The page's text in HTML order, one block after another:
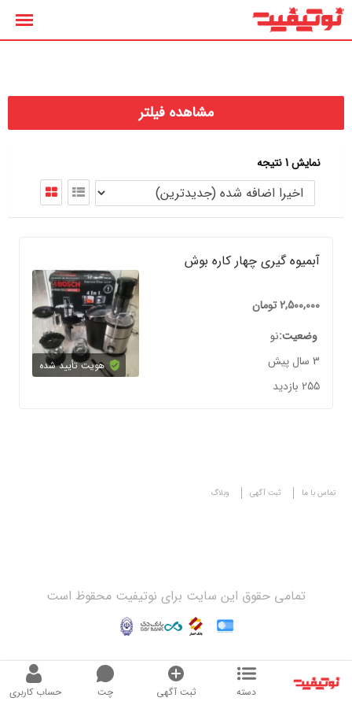
پرش
دسته ثبت آگهی چت حساب کاربری
مشاهده فیلتر
نمایش 1 نتیجه
آبمیوه گیری چهار کاره بوش
2,500,000تومان
وضعیت نو
3 سال پیش
255 بازدید
هویت تأیید شده
تماس با ما ثبت آگهی وبلاگ
تمامی حقوق این سایت برای نوتیفیت محقوظ است